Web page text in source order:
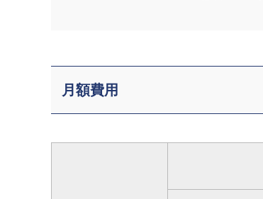
月額費用